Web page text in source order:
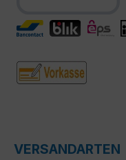
VERSANDARTEN